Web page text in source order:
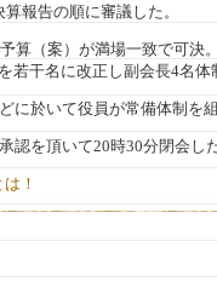
報告の順に審議した。
予算（案）が満場一致で可決
若干名に改正し副会長4名体
に於いて役員が常備体制を
認を頂いて20時30分閉会した
！